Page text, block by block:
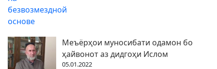
Меъёрҳои муносибати одамон бо
ҳайвонот аз дидгоҳи Ислом
05.01.2022